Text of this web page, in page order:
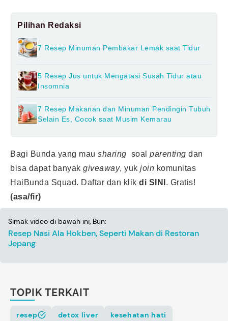
Pilihan Redaksi
7 Resep Minuman Pembakar Lemak saat Tidur
5 Resep Jus untuk Mengatasi Susah Tidur atau
Insomnia
7 Resep Makanan dan Minuman Pendingin Tubuh
Selain Es, Cocok saat Musim Kemarau
Bagi Bunda yang mau sharing soal parenting dan
bisa dapat banyak giveaway, yuk join komunitas
HaiBunda Squad. Daftar dan klik di SINI . Gratis!
(asa/fir)
Simak video di bawah ini, Bun:
Resep Nasi Ala Hokben, Seperti Makan di Restoran
Jepang
TOPIK TERKAIT
resep detox liver kesehatan hati